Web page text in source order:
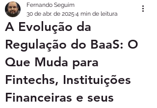
A Evolução da
Regulação do BaaS: O
Que Muda para
Fintechs, Instituições
Financeiras e seus
Fernando Seguim
30 de abr. de 2025 4 min de leitura